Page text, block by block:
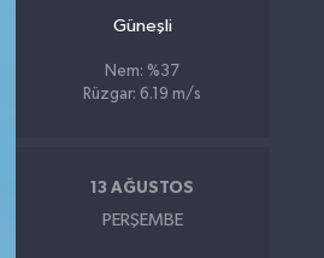
Güneşli
Nem: %37
Rüzgar: 6.19 m/s
13 AĞUSTOS
PERŞEMBE